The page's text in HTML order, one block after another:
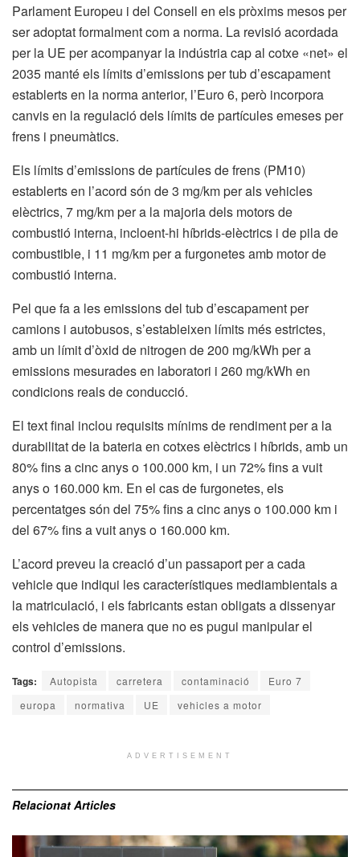
Parlament Europeu i del Consell en els pròxims mesos per
ser adoptat formalment com a norma. La revisió acordada
per la UE per acompanyar la indústria cap al cotxe «net» el
2035 manté els límits d’emissions per tub d’escapament
establerts en la norma anterior, l’Euro 6, però incorpora
canvis en la regulació dels límits de partícules emeses per
frens i pneumàtics.
Els límits d’emissions de partícules de frens (PM10)
establerts en l’acord són de 3 mg/km per als vehicles
elèctrics, 7 mg/km per a la majoria dels motors de
combustió interna, incloent-hi híbrids-elèctrics i de pila de
combustible, i 11 mg/km per a furgonetes amb motor de
combustió interna.
Pel que fa a les emissions del tub d’escapament per
camions i autobusos, s’estableixen límits més estrictes,
amb un límit d’òxid de nitrogen de 200 mg/kWh per a
emissions mesurades en laboratori i 260 mg/kWh en
condicions reals de conducció.
El text final inclou requisits mínims de rendiment per a la
durabilitat de la bateria en cotxes elèctrics i híbrids, amb un
80% fins a cinc anys o 100.000 km, i un 72% fins a vuit
anys o 160.000 km. En el cas de furgonetes, els
percentatges són del 75% fins a cinc anys o 100.000 km i
del 67% fins a vuit anys o 160.000 km.
L’acord preveu la creació d’un passaport per a cada
vehicle que indiqui les característiques mediambientals a
la matriculació, i els fabricants estan obligats a dissenyar
els vehicles de manera que no es pugui manipular el
control d’emissions.
Tags: Autopista carretera contaminació
Euro 7
europa
normativa UE vehicles a motor
ADVERTISEMENT
Relacionat Articles